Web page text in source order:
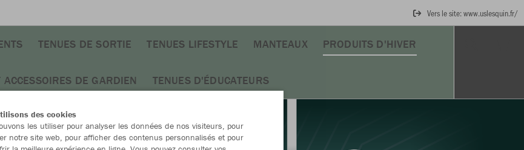
Vers le site: www.uslesquin.fr/
TENUES DE SORTIE TENUES LIFESTYLE MANTEAUX PRODUITS D'HIVER
ACCESSOIRES DE GARDIEN TENUES D'ÉDUCATEURS
des cookies
les utiliser pour analyser les données de nos visiteurs, pour
notre site web, pour afficher des contenus personnalisés et pour